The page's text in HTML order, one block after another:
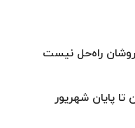
راه‌حل نیست